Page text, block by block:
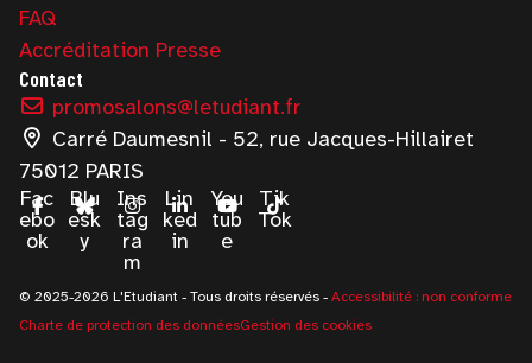
FAQ
Accréditation Presse
Contact
promosalons@letudiant.fr
Carré Daumesnil - 52, rue Jacques-Hillairet
75012 PARIS
Fac
ebo
ok
Blu
esk
y
Ins
tag
ra
m
Lin
ked
in
You
tub
e
Tik
Tok
© 2025-2026 L'Etudiant - Tous droits réservés - Accessibilité : non conforme
Charte de protection des donnéesGestion des cookies